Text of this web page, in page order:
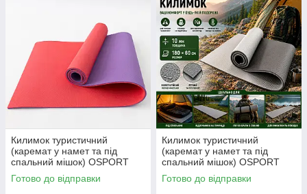
Килимок туристичний
(каремат у намет та під
спальний мішок) OSPORT
Tourist 10мм (FI-0082)
Червоно-фіолетовий
Готово до відправки
Килимок туристичний
(каремат у намет та під
спальний мішок) OSPORT
Tourist 10мм (FI-0082) Чорно-
сірий
Готово до відправки